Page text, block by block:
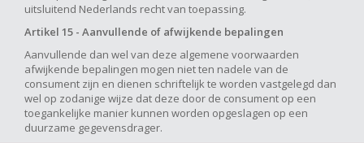
uitsluitend Nederlands recht van toepassing.
Artikel 15 - Aanvullende of afwijkende bepalingen
Aanvullende dan wel van deze algemene voorwaarden
afwijkende bepalingen mogen niet ten nadele van de
consument zijn en dienen schriftelijk te worden vastgelegd dan
wel op zodanige wijze dat deze door de consument op een
toegankelijke manier kunnen worden opgeslagen op een
duurzame gegevensdrager.